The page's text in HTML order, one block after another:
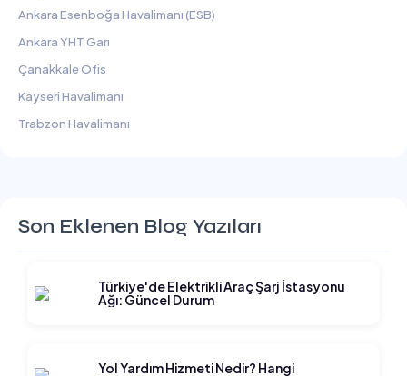
Ankara Esenboğa Havalimanı (ESB)
Ankara YHT Garı
Çanakkale Ofis
Kayseri Havalimanı
Trabzon Havalimanı
Son Eklenen Blog Yazıları
Türkiye'de Elektrikli Araç Şarj İstasyonu
Ağı: Güncel Durum
Yol Yardım Hizmeti Nedir? Hangi